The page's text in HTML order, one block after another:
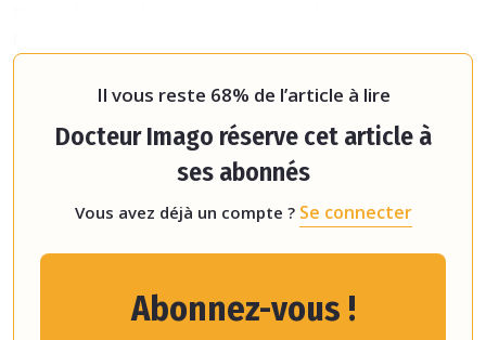
Il vous reste 68% de l’article à lire
Docteur Imago réserve cet article à
ses abonnés
Vous avez déjà un compte ? Se connecter
Abonnez-vous !